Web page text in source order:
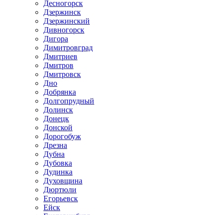
Десногорск
Дзержинск
Дзержинский
Дивногорск
Дигора
Димитровград
Дмитриев
Дмитров
Дмитровск
Дно
Добрянка
Долгопрудный
Долинск
Донецк
Донской
Дорогобуж
Дрезна
Дубна
Дубовка
Дудинка
Духовщина
Дюртюли
Егорьевск
Ейск